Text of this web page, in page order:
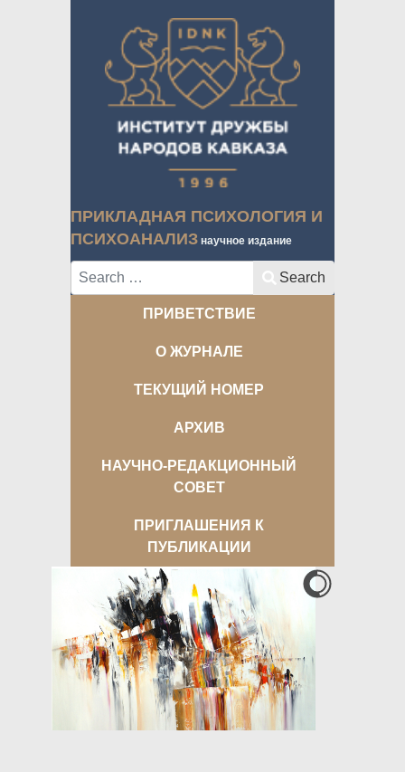
ПРИКЛАДНАЯ ПСИХОЛОГИЯ И
ПСИХОАНАЛИЗ научное издание
Search Search
ПРИВЕТСТВИЕ
О ЖУРНАЛЕ
ТЕКУЩИЙ НОМЕР
АРХИВ
НАУЧНО-РЕДАКЦИОННЫЙ
СОВЕТ
ПРИГЛАШЕНИЯ К
ПУБЛИКАЦИИ